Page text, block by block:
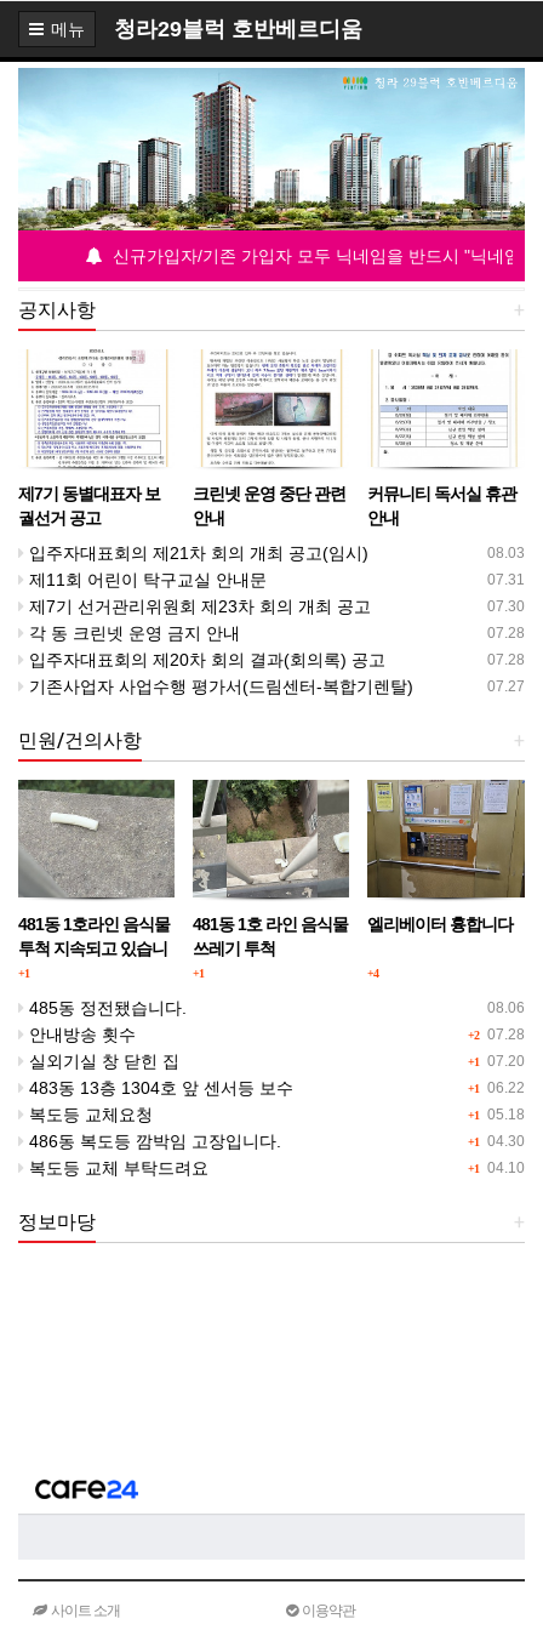
메뉴 청라29블럭 호반베르디움
신규가입자/기존 가입자 모두 닉네임을 반드시 "닉네임 동
+
공지사항
제7기 동별대표자 보
궐선거 공고
크린넷 운영 중단 관련
안내
커뮤니티 독서실 휴관
안내
08.03
입주자대표회의 제21차 회의 개최 공고(임시)
07.31
제11회 어린이 탁구교실 안내문
07.30
제7기 선거관리위원회 제23차 회의 개최 공고
07.28
각 동 크린넷 운영 금지 안내
07.28
입주자대표회의 제20차 회의 결과(회의록) 공고
07.27
기존사업자 사업수행 평가서(드림센터-복합기렌탈)
+
민원/건의사항
481동 1호라인 음식물
투척 지속되고 있습니
다.
+1
481동 1호 라인 음식물
쓰레기 투척
+1
엘리베이터 흉합니다
+4
08.06
485동 정전됐습니다.
+2 07.28
안내방송 횟수
+1 07.20
실외기실 창 닫힌 집
+1 06.22
483동 13층 1304호 앞 센서등 보수
+1 05.18
복도등 교체요청
+1 04.30
486동 복도등 깜박임 고장입니다.
+1 04.10
복도등 교체 부탁드려요
+
정보마당
사이트 소개 이용약관